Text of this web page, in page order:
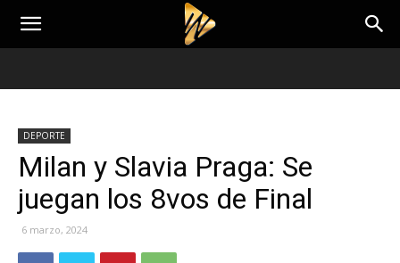
DEPORTE
Milan y Slavia Praga: Se
juegan los 8vos de Final
6 marzo, 2024